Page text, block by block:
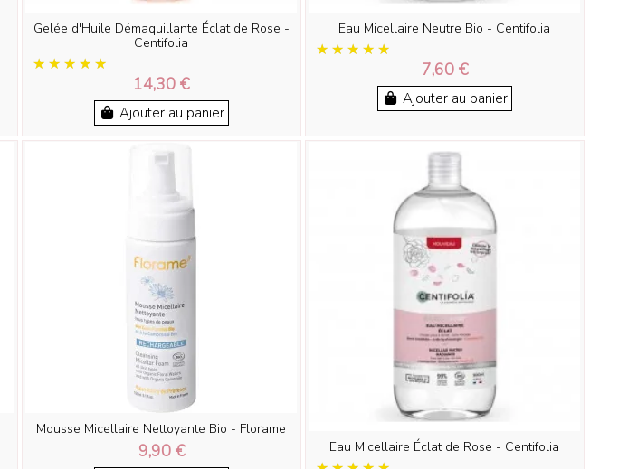
Gelée d'Huile Démaquillante Éclat de Rose -
Centifolia
14,30 €
Ajouter au panier
Eau Micellaire Neutre Bio - Centifolia
7,60 €
Ajouter au panier
Mousse Micellaire Nettoyante Bio - Florame
9,90 € Eau Micellaire Éclat de Rose - Centifolia